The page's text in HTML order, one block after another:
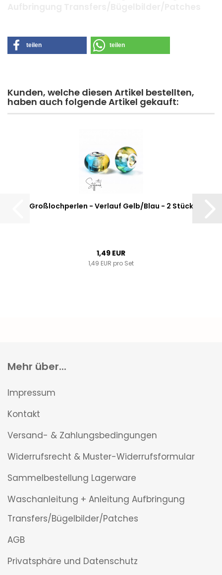
teilen teilen
Kunden, welche diesen Artikel bestellten,
haben auch folgende Artikel gekauft:
Großlochperlen - Verlauf Gelb/Blau - 2 Stück
1,49 EUR
1,49 EUR pro Set
Mehr über...
Impressum
Kontakt
Versand- & Zahlungsbedingungen
Widerrufsrecht & Muster-Widerrufsformular
Sammelbestellung Lagerware
Waschanleitung + Anleitung Aufbringung
Transfers/Bügelbilder/Patches
AGB
Privatsphäre und Datenschutz